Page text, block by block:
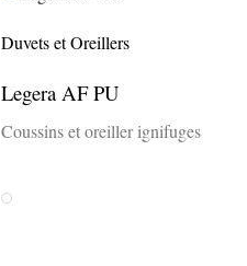
Duvets et Oreillers
Legera AF PU
Coussins et oreiller ignifuges
Weiss